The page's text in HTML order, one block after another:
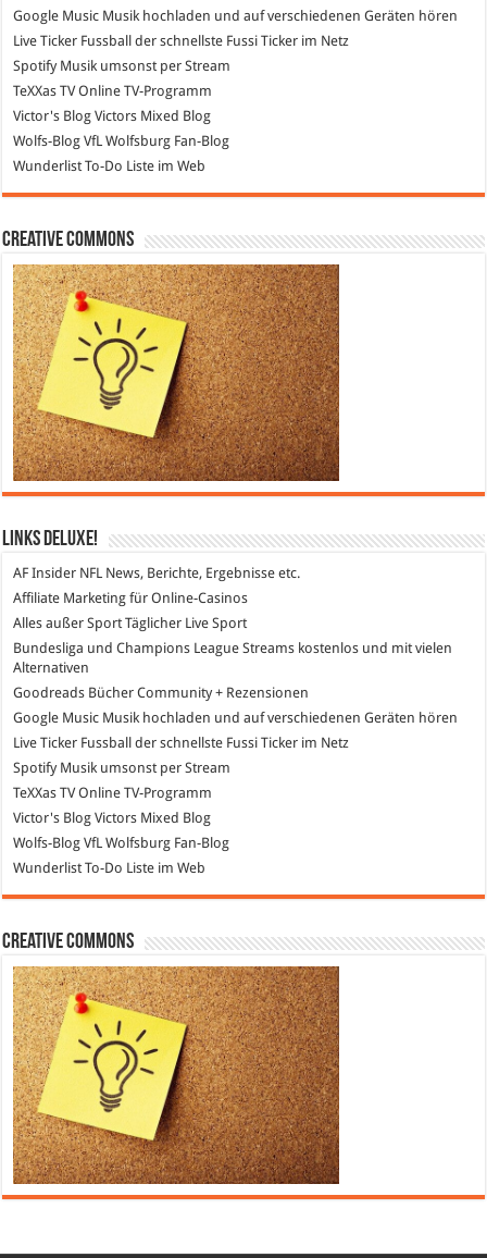
Google Music Musik hochladen und auf verschiedenen Geräten hören
Live Ticker Fussball der schnellste Fussi Ticker im Netz
SpotifyMusik umsonst per Stream
TeXXas TVOnline TV-Programm
Victor's Blog Victors Mixed Blog
Wolfs-Blog VfL Wolfsburg Fan-Blog
Wunderlist To-Do Liste im Web
Creative Commons
Links DeLuXe!
AF Insider NFL News, Berichte, Ergebnisse etc.
Affiliate Marketing für Online-Casinos
Alles außer SportTäglicher Live Sport
Bundesliga und Champions League Streams kostenlos und mit vielen
Alternativen
Goodreads Bücher Community + Rezensionen
Google Music Musik hochladen und auf verschiedenen Geräten hören
Live Ticker Fussball
der schnellste Fussi Ticker im Netz
SpotifyMusik umsonst per Stream
TeXXas TVOnline TV-Programm
Victor's Blog Victors Mixed Blog
Wolfs-Blog VfL Wolfsburg Fan-Blog
WunderlistTo-Do Liste im Web
Creative Commons